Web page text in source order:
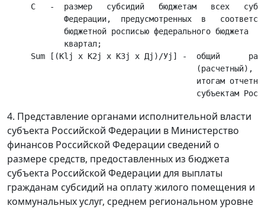
С   -  размер   субсидий   бюджетам   всех
Федерации,  предусмотренных  в
бюджетной росписью федерального бюджета
            квартал;
Sum [(Klj x K2j x K3j x Дj)/Уj] -  общий
(расчетный),
итогам
4. Представление органами исполнительной власти
субъекта Российской Федерации в Министерство
финансов Российской Федерации сведений о
размере средств, предоставленных из бюджета
субъекта Российской Федерации для выплаты
гражданам субсидий на оплату жилого помещения и
коммунальных услуг, среднем региональном уровне